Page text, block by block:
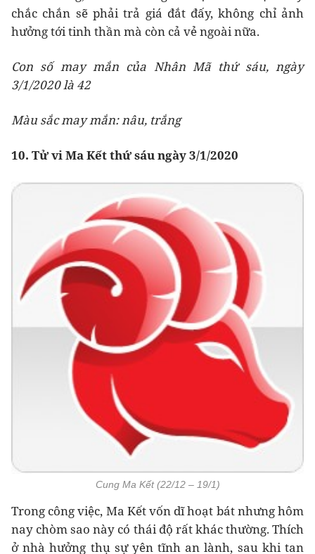
chắc chắn sẽ phải trả giá đắt đấy, không chỉ ảnh
hưởng tới tinh thần mà còn cả vẻ ngoài nữa.
Con số may mắn của Nhân Mã thứ sáu, ngày
3/1/2020 là 42
Màu sắc may mắn: nâu, trắng
10. Tử vi Ma Kết thứ sáu ngày 3/1/2020
Cung Ma Kết (22/12 – 19/1)
Trong công việc, Ma Kết vốn dĩ hoạt bát nhưng hôm
nay chòm sao này có thái độ rất khác thường. Thích
ở nhà hưởng thụ sự yên tĩnh an lành, sau khi tan